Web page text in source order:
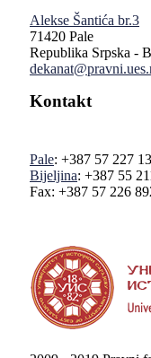
Alekse Šantića br.3
71420 Pale
Republika Srpska -
Kontakt
Pale: +387 57 227
Bijeljina: +387 55
Fax: +387 57 226